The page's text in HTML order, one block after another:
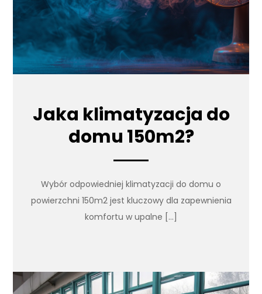
Jaka klimatyzacja do
domu 150m2?
Wybór odpowiedniej klimatyzacji do domu o
powierzchni 150m2 jest kluczowy dla zapewnienia
komfortu w upalne […]